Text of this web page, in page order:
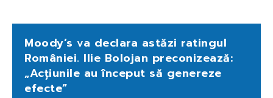
Moody’s va declara astăzi ratingul
României. Ilie Bolojan preconizează:
„Acțiunile au început să genereze
efecte”